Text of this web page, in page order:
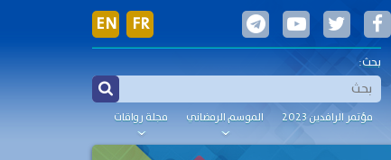
مؤتمر الرافدين 2023 الموسم الرمضاني
مجلة رواقات
EN FR
بحث: